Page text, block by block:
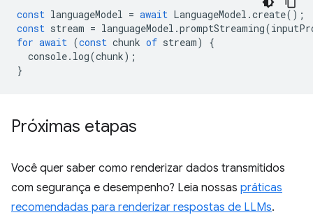
const languageModel = await LanguageModel .create();
const stream = languageModel .promptStreaming(
for await (const chunk of stream)
{
console. log(chunk);
}
Próximas etapas
Você quer saber como renderizar dados transmitidos
com segurança e desempenho? Leia nossas práticas
recomendadas para renderizar respostas de LLMs.